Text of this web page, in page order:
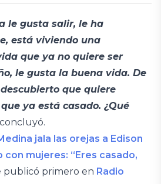
le gusta salir, le ha
está viviendo una
que ya no quiere ser
le gusta la buena vida. De
que quiere
ya está casado. ¿Qué
jala las orejas a Edison
con mujeres: “Eres casado,
publicó primero en Radio